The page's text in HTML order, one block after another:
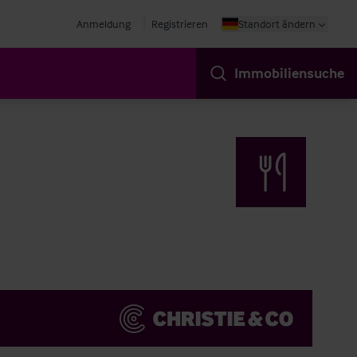
Anmeldung Registrieren Standort ändern
Immobiliensuche